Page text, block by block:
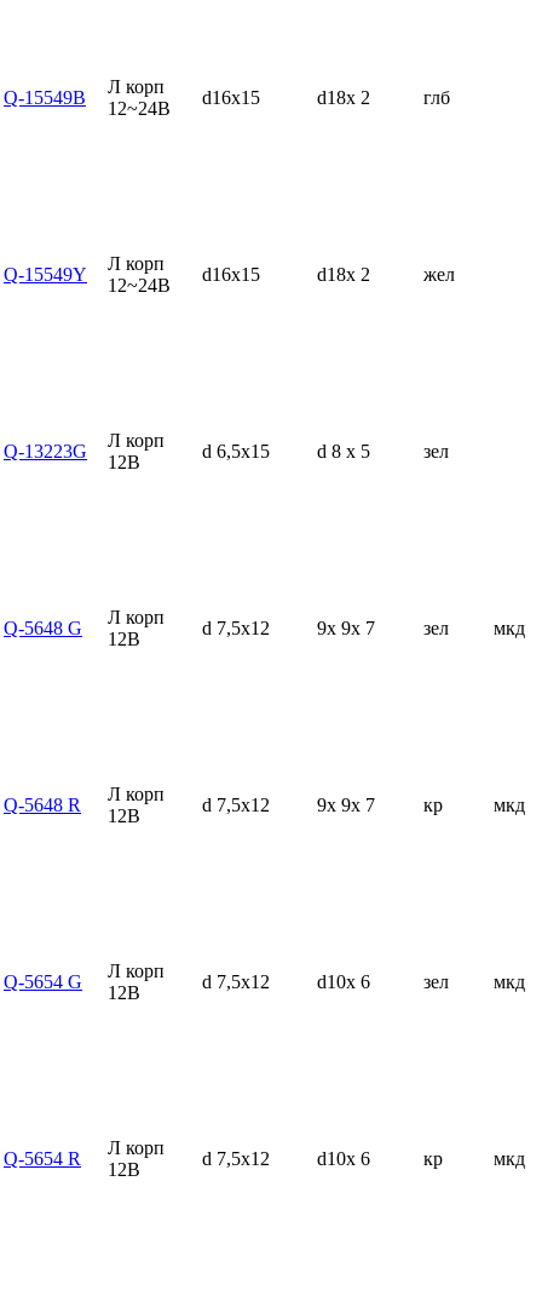
Q-15549B
Л корп
12~24В
d16x15 d18x 2 глб
Q-15549Y
Л корп
12~24В
d16x15 d18x 2 жел
Q-13223G
Л корп
12В
d 6,5x15 d 8 x 5 зел
Q-5648 G
Л корп
12В
d 7,5x12 9x 9x 7 зел мкд
Q-5648 R
Л корп
12В
d 7,5x12 9x 9x 7 кр мкд
Q-5654 G
Л корп
12В
d 7,5x12 d10x 6 зел мкд
Q-5654 R
Л корп
12В
d 7,5x12 d10x 6 кр мкд